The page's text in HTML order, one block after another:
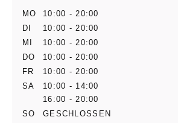
MO
10:00 - 20:00
DI
10:00 - 20:00
MI
10:00 - 20:00
DO
10:00 - 20:00
FR
10:00 - 20:00
SA
10:00 - 14:00
16:00 - 20:00
SO
GESCHLOSSEN